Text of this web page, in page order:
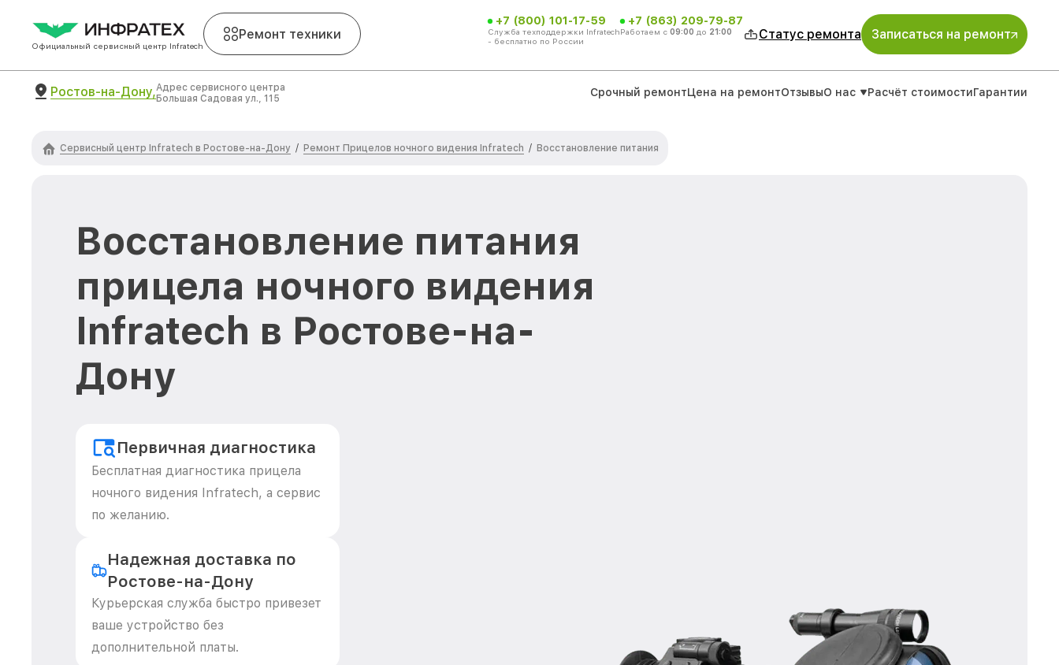
Официальный сервисный центр Infratech
Ремонт техники
+7 (800) 101-17-59
Служба техподдержки Infratech
- бесплатно по России
+7 (863) 209-79-87
Работаем с 09:00 до 21:00 Статус ремонта Записаться на ремонт
Ростов-на-Дону,Адрес сервисного центра
Большая Садовая ул., 115
Срочный ремонтЦена на ремонтОтзывыО нас Расчёт стоимостиГарантии
Сервисный центр Infratech в Ростове-на-Дону / Ремонт Прицелов ночного видения Infratech / Восстановление питания
Восстановление питания
прицела ночного видения
Infratech в Ростове-на-
Дону
Первичная диагностика
Бесплатная диагностика прицела
ночного видения Infratech, а сервис
по желанию.
Надежная доставка по
Ростове-на-Дону
Курьерская служба быстро привезет
ваше устройство без
дополнительной платы.